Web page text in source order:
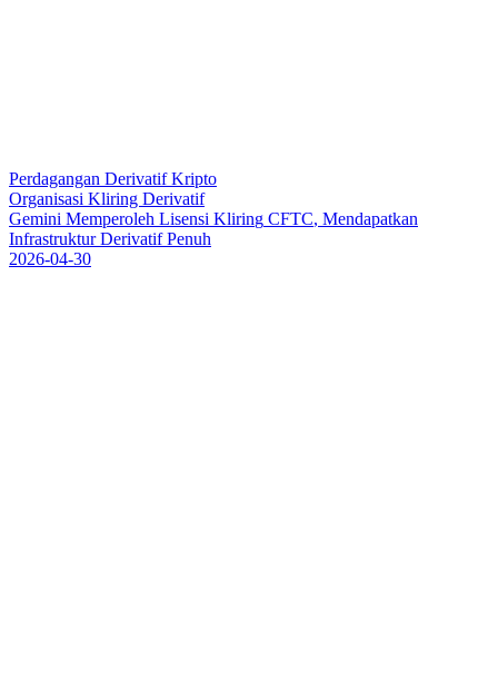
Perdagangan Derivatif Kripto
Organisasi Kliring Derivatif
Gemini Memperoleh Lisensi Kliring CFTC, Mendapatkan
Infrastruktur Derivatif Penuh
2026-04-30